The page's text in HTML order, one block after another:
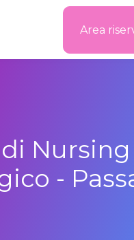
Area
Nursing
-